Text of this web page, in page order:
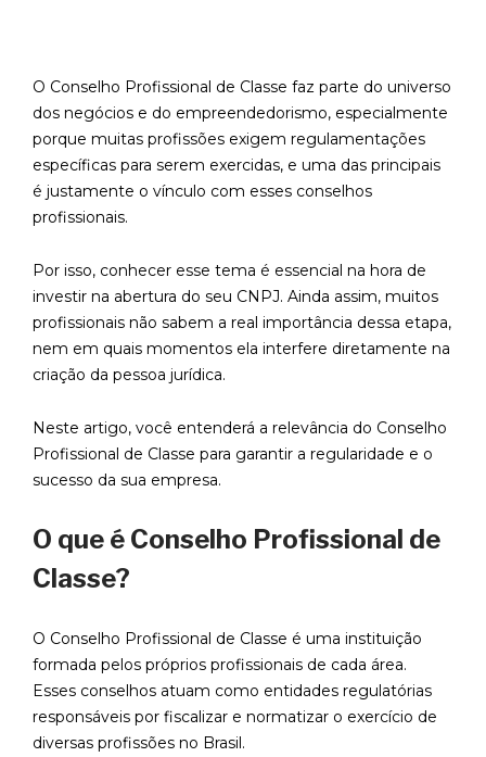
O Conselho Profissional de Classe faz parte do universo
dos negócios e do empreendedorismo, especialmente
porque muitas profissões exigem regulamentações
específicas para serem exercidas, e uma das principais
é justamente o vínculo com esses conselhos
profissionais.
Por isso, conhecer esse tema é essencial na hora de
investir na abertura do seu CNPJ. Ainda assim, muitos
profissionais não sabem a real importância dessa etapa,
nem em quais momentos ela interfere diretamente na
criação da pessoa jurídica.
Neste artigo, você entenderá a relevância do Conselho
Profissional de Classe para garantir a regularidade e o
sucesso da sua empresa.
O que é Conselho Profissional de
Classe?
O Conselho Profissional de Classe é uma instituição
formada pelos próprios profissionais de cada área.
Esses conselhos atuam como entidades regulatórias
responsáveis por fiscalizar e normatizar o exercício de
diversas profissões no Brasil.